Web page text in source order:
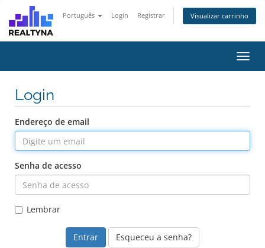
Português Login Registrar Visualizar carrinho
Login
Endereço de email
Senha de acesso
Lembrar
Esqueceu a senha?